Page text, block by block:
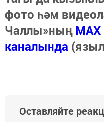
фото һәм
Чаллы»ныңMAX
каналында
Оставляйте